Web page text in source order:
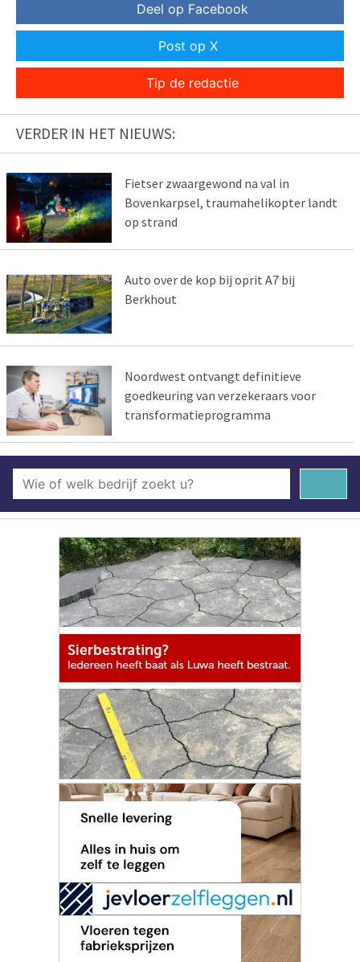
Deel op Facebook
Post op X
Tip de redactie
VERDER IN HET NIEUWS:
Fietser zwaargewond na val in
Bovenkarpsel, traumahelikopter landt
op strand
Auto over de kop bij oprit A7 bij
Berkhout
Noordwest ontvangt definitieve
goedkeuring van verzekeraars voor
transformatieprogramma